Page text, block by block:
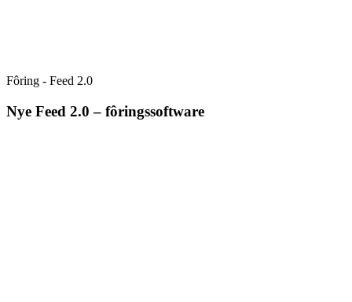
Fôring - Feed 2.0
Nye Feed 2.0 – fôringssoftware